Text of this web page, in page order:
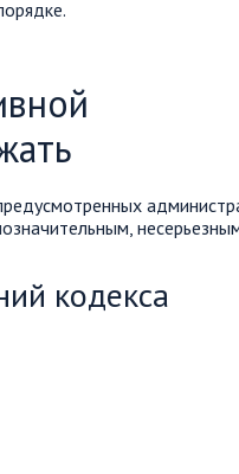
кодекса